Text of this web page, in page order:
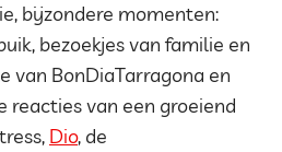
bijzondere momenten:
bezoekjes van familie en
van BonDiaTarragona en
van een groeiend
Dio, de